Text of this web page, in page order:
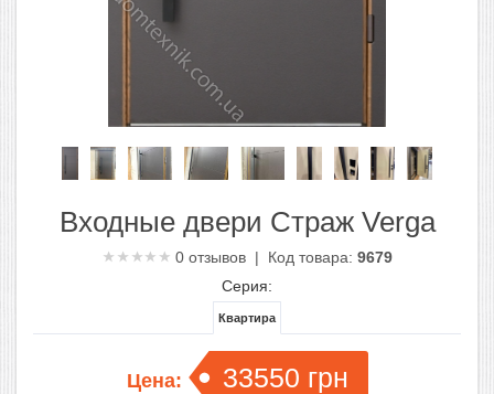
Входные двери Страж Verga
0отзывов | Код товара: 9679
Серия:
Квартира
Цена: 33550 грн